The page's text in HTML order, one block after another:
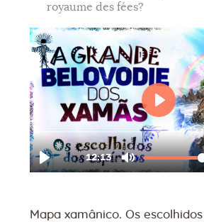
royaume des fées?
Mapa xamânico. Os